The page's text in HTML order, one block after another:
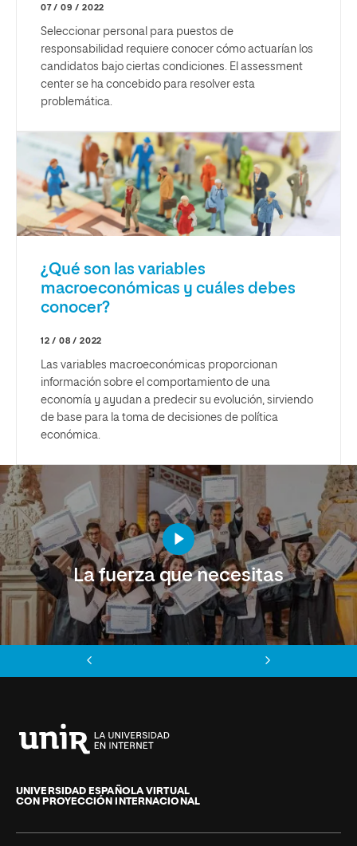
07 / 09 / 2022
Seleccionar personal para puestos de
responsabilidad requiere conocer cómo actuarían los
candidatos bajo ciertas condiciones. El assessment
center se ha concebido para resolver esta
problemática.
¿Qué son las variables
macroeconómicas y cuáles debes
conocer?
12 / 08 / 2022
Las variables macroeconómicas proporcionan
información sobre el comportamiento de una
economía y ayudan a predecir su evolución, sirviendo
de base para la toma de decisiones de política
económica.
La fuerza que necesitas
de
La
UNIVERSIDAD ESPAÑOLA VIRTUAL
CON PROYECCIÓN INTERNACIONAL